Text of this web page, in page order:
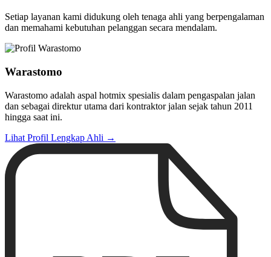
Setiap layanan kami didukung oleh tenaga ahli yang berpengalaman
dan memahami kebutuhan pelanggan secara mendalam.
Warastomo
Warastomo adalah aspal hotmix spesialis dalam pengaspalan jalan
dan sebagai direktur utama dari kontraktor jalan sejak tahun 2011
hingga saat ini.
Lihat Profil Lengkap Ahli →